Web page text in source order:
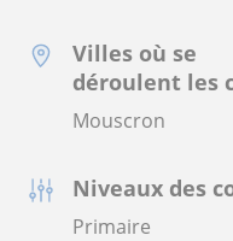
Villes où se
déroulent les
Mouscron
Niveaux des
Primaire